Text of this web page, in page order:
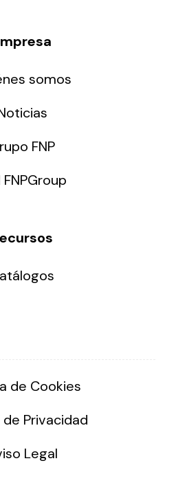
somos
FNP
FNPGroup
de Cookies
de Privacidad
Legal